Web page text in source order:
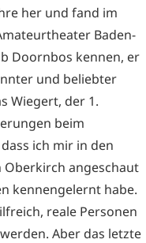
her und fand im
Baden-
Doornbos kennen, er
und beliebter
Wiegert, der 1.
beim
ich mir in den
angeschaut
kennengelernt habe.
reale Personen
Aber das letzte